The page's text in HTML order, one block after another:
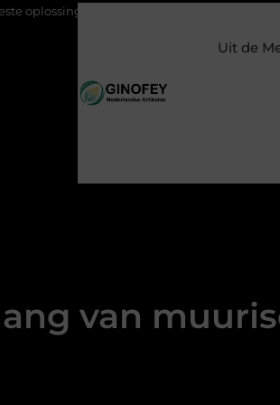
een kies?
Uit de
van